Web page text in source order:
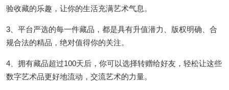
验收藏的乐趣，让你的生活充满艺术气息。
3、平台严选的每一件藏品，都是具有升值潜力、版权明确、合
规合法的精品，绝对值得你的关注。
4、拥有藏品超过100天后，你可以选择转赠给好友，轻松让这些
数字艺术品更好地流动，交流艺术的力量。